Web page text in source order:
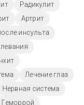
Радикулит
Артрит
инсульта
Лечение глаз
Нервная система
Геморрой